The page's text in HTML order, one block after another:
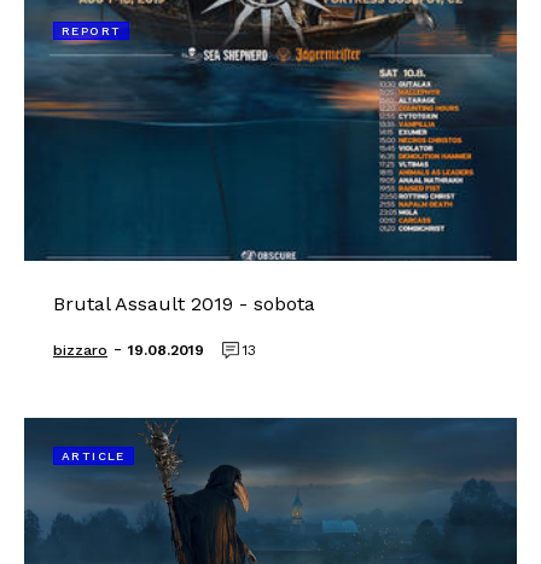
REPORT
Brutal Assault 2019 - sobota
bizzaro - 19.08.2019 13
ARTICLE